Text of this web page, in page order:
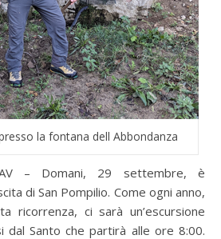
la fontana dell Abbondanza
di San Pompilio. Come ogni anno,
ricorrenza, ci sarà un’escursione
dal Santo che partirà alle ore 8:00.